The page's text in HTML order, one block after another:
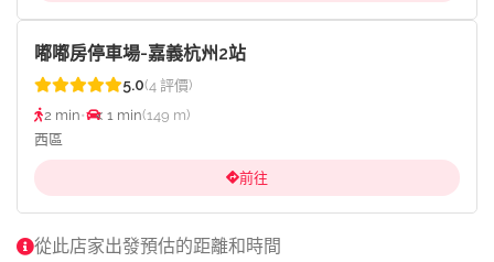
嘟嘟房停車場-嘉義杭州2站
5.0(4 評價)
2 min• < 1 min(149 m)
西區
前往
從此店家出發預估的距離和時間